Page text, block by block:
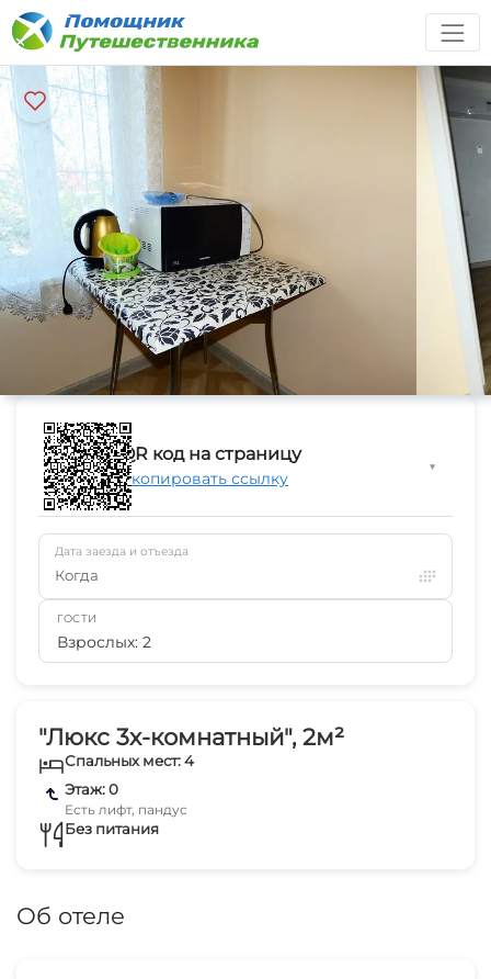
"Люкс 3х-комнатный", 2м²
Спальных мест: 4
Этаж: 0
Есть лифт, пандус
Без питания
Об отеле
QR код на страницу
Скопировать ссылку
▼
Дата заезда и отъезда
Когда
ГОСТИ
Взрослых: 2